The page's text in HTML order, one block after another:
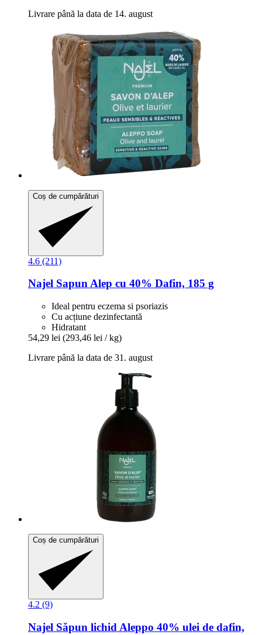
Livrare până la data de 14. august
Coș de cumpărături
4.6 (211)
Najel Sapun Alep cu 40% Dafin, 185 g
Ideal pentru eczema si psoriazis
Cu acțiune dezinfectantă
Hidratant
54,29 lei (293,46 lei / kg)
Livrare până la data de 31. august
Coș de cumpărături
4.2 (9)
Najel Săpun lichid Aleppo 40% ulei de dafin,